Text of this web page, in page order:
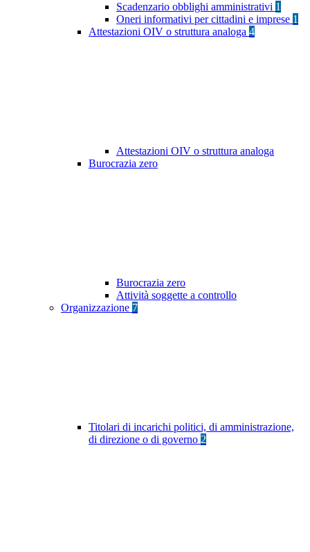
Scadenzario obblighi amministrativi 1
Oneri informativi per cittadini e imprese 1
Attestazioni OIV o struttura analoga 4
Attestazioni OIV o struttura analoga
Burocrazia zero
Burocrazia zero
Attività soggette a controllo
Organizzazione 7
Titolari di incarichi politici, di amministrazione,
di direzione o di governo 2